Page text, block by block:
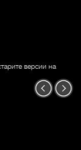
версии на